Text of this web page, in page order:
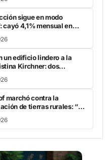
sigue en modo
cayó 4,1% mensual en
su cuarta baja en el año
un edificio lindero a la
Kirchner: dos
humo
marchó contra la
de tierras rurales: “A
se le cae la careta”